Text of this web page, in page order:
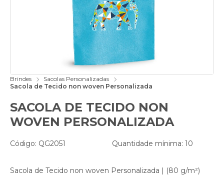
Brindes
Sacolas Personalizadas
Sacola de Tecido non woven Personalizada
SACOLA DE TECIDO NON
WOVEN PERSONALIZADA
Código: QG2051 Quantidade mínima: 10
Sacola de Tecido non woven Personalizada | (80 g/m²)